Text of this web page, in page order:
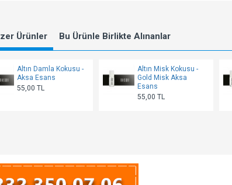
Ürünler Bu Ürünle Birlikte Alınanlar
Altın Damla Kokusu -
Aksa Esans
55,00 TL
Altın Misk Kokusu -
Gold Misk Aksa
Esans
55,00 TL